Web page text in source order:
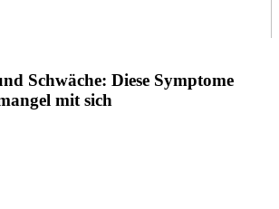
Schwäche: Diese Symptome
mit sich